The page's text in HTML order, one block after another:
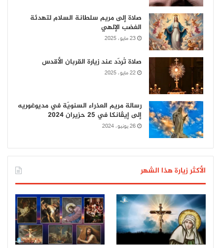
صلاة إلى مريم سلطانة السلام لتهدئة
الغضب الإلهي
23 مايو، 2025
صلاة تُردّد عند زيارة القربان الأقدس
22 مايو، 2025
رسالة مريم العذراء السنويّة في مديوغوريه
إلى إيڤانكا في 25 حزيران 2024
26 يونيو، 2024
الأكثر زيارة هذا الشهر